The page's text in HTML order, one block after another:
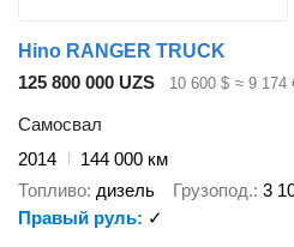
Hino RANGER TRUCK
125 800 000 UZS
10 600 $ ≈ 9 174
Самосвал
2014
144 000 км
Топливо дизель Грузопод. 3
Правый руль
✓